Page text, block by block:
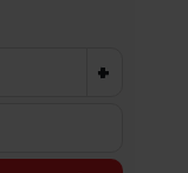
+